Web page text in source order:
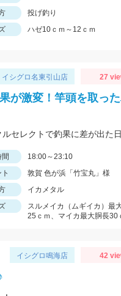
投げ釣り
ハゼ10ｃｍ～12ｃｍ
イシグロ名東引山店 27
が激変！竿頭を取っ
18:00～23:10
敦賀 色が浜「竹宝丸」様
イカメタル
スルメイカ（ムギイカ）最
25ｃｍ、マイカ最大胴長30
イシグロ鳴海店 42